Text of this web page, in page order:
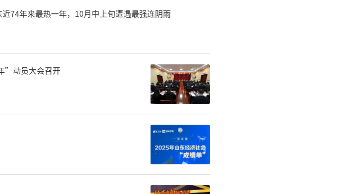
进博士后36人、在站博
培育。聚焦产业发展优化
组织开展“问需求、听建
专项服务活动，筛选出一
纳入后备平台培育“蓄水
74年来最热一年，10月中上旬遭遇最强连阴雨
”动员大会召开